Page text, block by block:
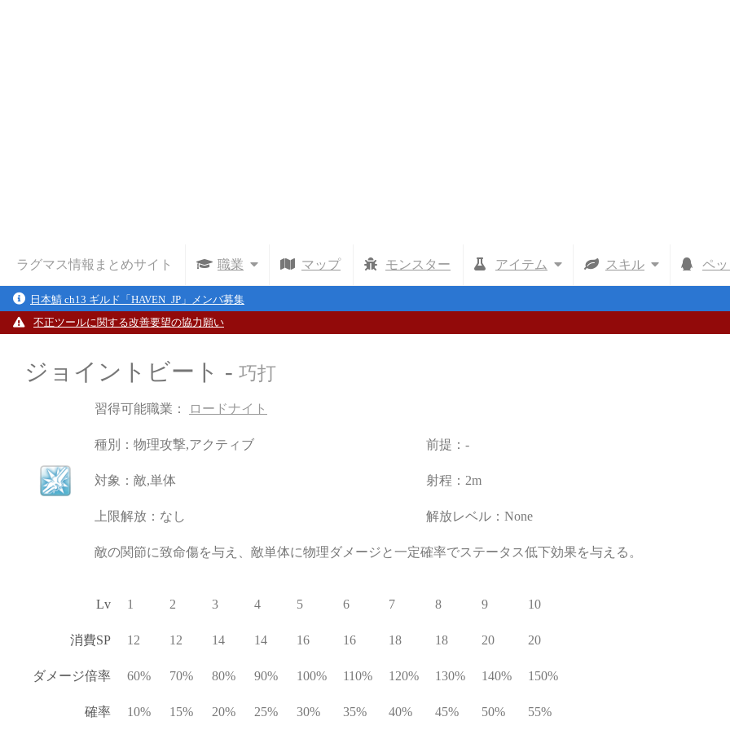
ラグマス情報まとめサイト 職業 マップ モンスター アイテム スキル ペッ
日本鯖 ch13 ギルド「HAVEN_JP」メンバ募集
不正ツールに関する改善要望の協力願い
ジョイントビート - 巧打
習得可能職業： ロードナイト
種別：物理攻撃,アクティブ 前提：-
対象：敵,単体 射程：2m
上限解放：なし 解放レベル：None
敵の関節に致命傷を与え、敵単体に物理ダメージと一定確率でステータス低下効果を与える。
Lv 1 2 3 4 5 6 7 8 9 10
消費SP 12 12 14 14 16 16 18 18 20 20
ダメージ倍率 60% 70% 80% 90% 100% 110% 120% 130% 140% 150%
確率 10% 15% 20% 25% 30% 35% 40% 45% 50% 55%